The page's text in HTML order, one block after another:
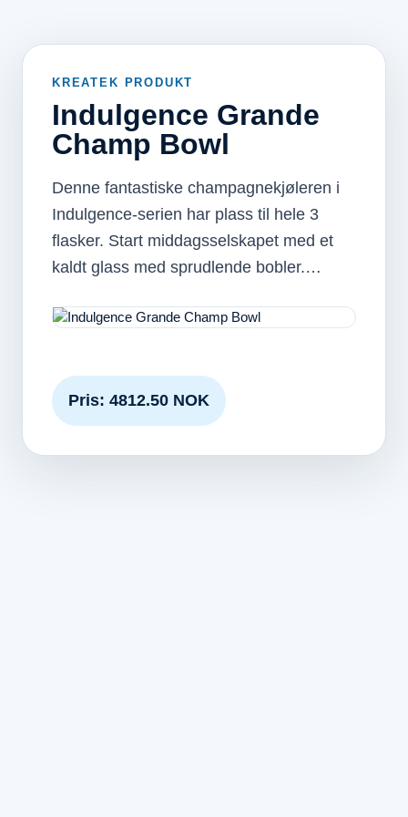
KREATEK PRODUKT
Indulgence Grande
Champ Bowl
Denne fantastiske champagnekjøleren i
Indulgence-serien har plass til hele 3
flasker. Start middagsselskapet med et
kaldt glass med sprudlende bobler.…
Pris: 4812.50 NOK